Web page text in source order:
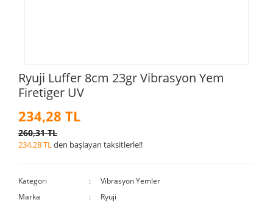
Ryuji Luffer 8cm 23gr Vibrasyon Yem
Firetiger UV
234,28 TL
260,31 TL
234,28 TLden başlayan taksitlerle!!
Kategori
Vibrasyon Yemler
Marka
Ryuji